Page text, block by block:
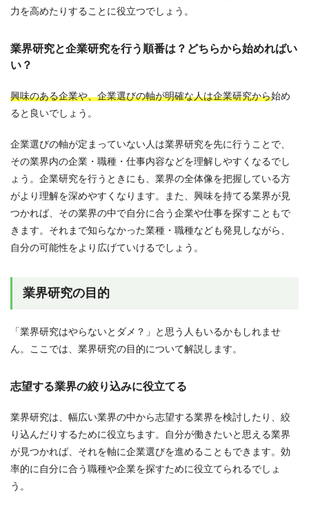
力を高めたりすることに役立つでしょう。
業界研究と企業研究を行う順番は？どちらから始めればい
い？
興味のある企業や、企業選びの軸が明確な人は企業研究から始め
ると良いでしょう。
企業選びの軸が定まっていない人は業界研究を先に行うことで、
その業界内の企業・職種・仕事内容などを理解しやすくなるでし
ょう。企業研究を行うときにも、業界の全体像を把握している方
がより理解を深めやすくなります。また、興味を持てる業界が見
つかれば、その業界の中で自分に合う企業や仕事を探すこともで
きます。それまで知らなかった業種・職種なども発見しながら、
自分の可能性をより広げていけるでしょう。
業界研究の目的
「業界研究はやらないとダメ？」と思う人もいるかもしれませ
ん。ここでは、業界研究の目的について解説します。
志望する業界の絞り込みに役立てる
業界研究は、幅広い業界の中から志望する業界を検討したり、絞
り込んだりするために役立ちます。自分が働きたいと思える業界
が見つかれば、それを軸に企業選びを進めることもできます。効
率的に自分に合う職種や企業を探すために役立てられるでしょ
う。